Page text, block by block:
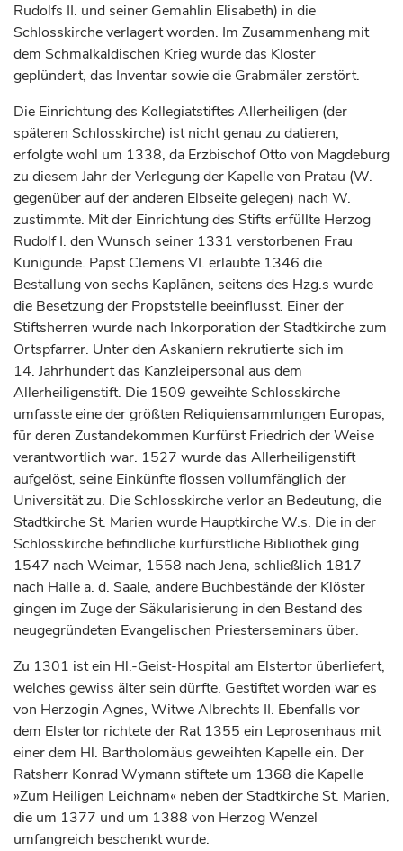
Rudolfs II. und seiner Gemahlin Elisabeth) in die
Schlosskirche verlagert worden. Im Zusammenhang mit
dem Schmalkaldischen Krieg wurde das Kloster
geplündert, das Inventar sowie die Grabmäler zerstört.
Die Einrichtung des Kollegiatstiftes Allerheiligen (der
späteren Schlosskirche) ist nicht genau zu datieren,
erfolgte wohl um 1338, da ErzbischofOtto von Magdeburg
zu diesem Jahr der Verlegung der Kapelle von Pratau (W.
gegenüber auf der anderen Elbseite gelegen) nach W.
zustimmte. Mit der Einrichtung des Stifts erfüllte Herzog
Rudolf I. den Wunsch seiner 1331 verstorbenen Frau
Kunigunde. Papst Clemens VI. erlaubte 1346 die
Bestallung von sechs Kaplänen, seitens des Hzg.s wurde
die Besetzung der Propststelle beeinflusst. Einer der
Stiftsherren wurde nach Inkorporation der Stadtkirche zum
Ortspfarrer. Unter den Askaniern rekrutierte sich im
14. Jahrhundertdas Kanzleipersonal aus dem
Allerheiligenstift. Die 1509 geweihte Schlosskirche
umfasste eine der größten Reliquiensammlungen Europas,
für deren Zustandekommen KurfürstFriedrich der Weise
verantwortlich war. 1527 wurde das Allerheiligenstift
aufgelöst, seine Einkünfte flossen vollumfänglich der
Universität zu. Die Schlosskirche verlor an Bedeutung, die
Stadtkirche St. Marien wurde Hauptkirche W.s. Die in der
Schlosskirche befindliche kurfürstliche Bibliothek ging
1547 nach Weimar, 1558 nach Jena, schließlich 1817
nach Halle a. d. Saale, andere Buchbestände der Klöster
gingen im Zuge der Säkularisierung in den Bestand des
neugegründeten Evangelischen Priesterseminars über.
Zu 1301 ist ein Hl.-Geist-Hospital am Elstertor überliefert,
welches gewiss älter sein dürfte. Gestiftet worden war es
von Herzogin Agnes, Witwe Albrechts II. Ebenfalls vor
dem Elstertor richtete der Rat 1355 ein Leprosenhaus mit
einer dem Hl. Bartholomäus geweihten Kapelle ein. Der
Ratsherr Konrad Wymann stiftete um 1368 die Kapelle
»Zum Heiligen Leichnam« neben der Stadtkirche St. Marien,
die um 1377 und um 1388 von HerzogWenzel
umfangreich beschenkt wurde.